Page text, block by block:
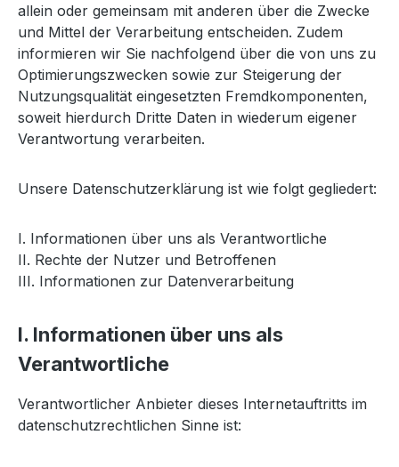
allein oder gemeinsam mit anderen über die Zwecke
und Mittel der Verarbeitung entscheiden. Zudem
informieren wir Sie nachfolgend über die von uns zu
Optimierungszwecken sowie zur Steigerung der
Nutzungsqualität eingesetzten Fremdkomponenten,
soweit hierdurch Dritte Daten in wiederum eigener
Verantwortung verarbeiten.
Unsere Datenschutzerklärung ist wie folgt gegliedert:
I. Informationen über uns als Verantwortliche
II. Rechte der Nutzer und Betroffenen
III. Informationen zur Datenverarbeitung
I. Informationen über uns als
Verantwortliche
Verantwortlicher Anbieter dieses Internetauftritts im
datenschutzrechtlichen Sinne ist: